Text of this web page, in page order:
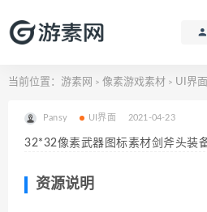
当前位置： 游素网 > 像素游戏素材 > UI界面
Pansy UI界面 2021-04-23
32*32像素武器图标素材剑斧头装
资源说明